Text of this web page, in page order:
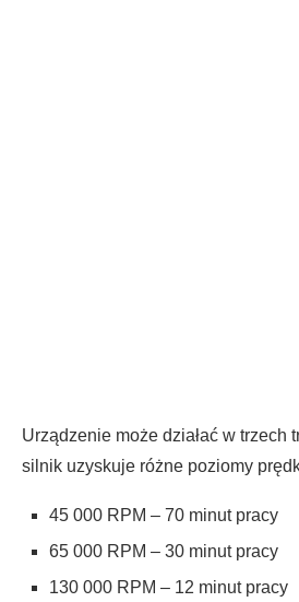
Urządzenie może działać w trzech
silnik uzyskuje różne poziomy
45 000 RPM – 70 minut pracy
65 000 RPM – 30 minut pracy
130 000 RPM – 12 minut pracy